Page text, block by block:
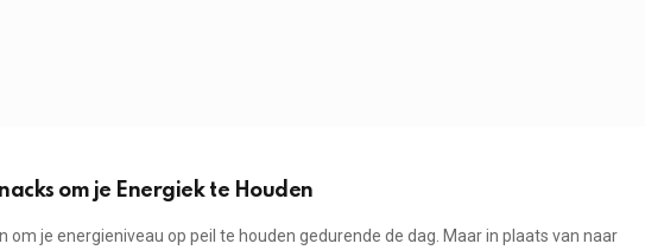
om je Energiek te Houden
je energieniveau op peil te houden gedurende de dag. Maar in plaats van naar